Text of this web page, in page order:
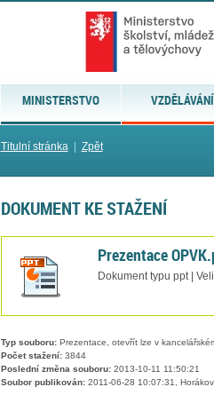
MINISTERSTVO VZDĚLÁVÁNÍ
Titulní stránka| Zpět
DOKUMENT KE STAŽENÍ
Prezentace
Dokument typu ppt |
Typ souboru:Prezentace, otevřít lze v
Počet stažení:3844
Poslední změna souboru:2013-10-11 11:50:21
Soubor publikován:2011-06-28 10:07:31,